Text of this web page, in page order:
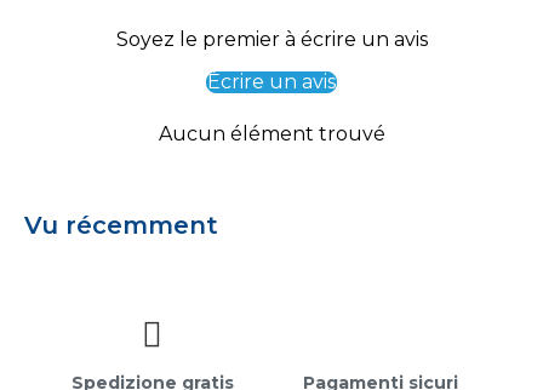
Soyez le premier à écrire un avis
Écrire un avis
Aucun élément trouvé
Vu récemment
Spedizione gratis
Pagamenti sicuri